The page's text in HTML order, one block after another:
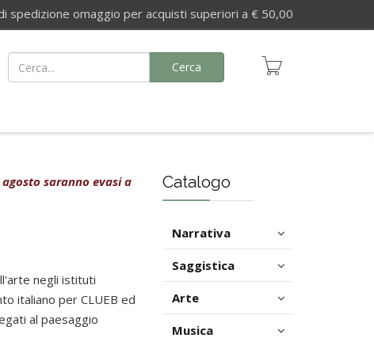
omaggio per acquisti superiori a € 50,00
Cerca
saranno evasi a
negli istituti
italiano per CLUEB ed
al paesaggio
Catalogo
Narrativa
Saggistica
Arte
Musica